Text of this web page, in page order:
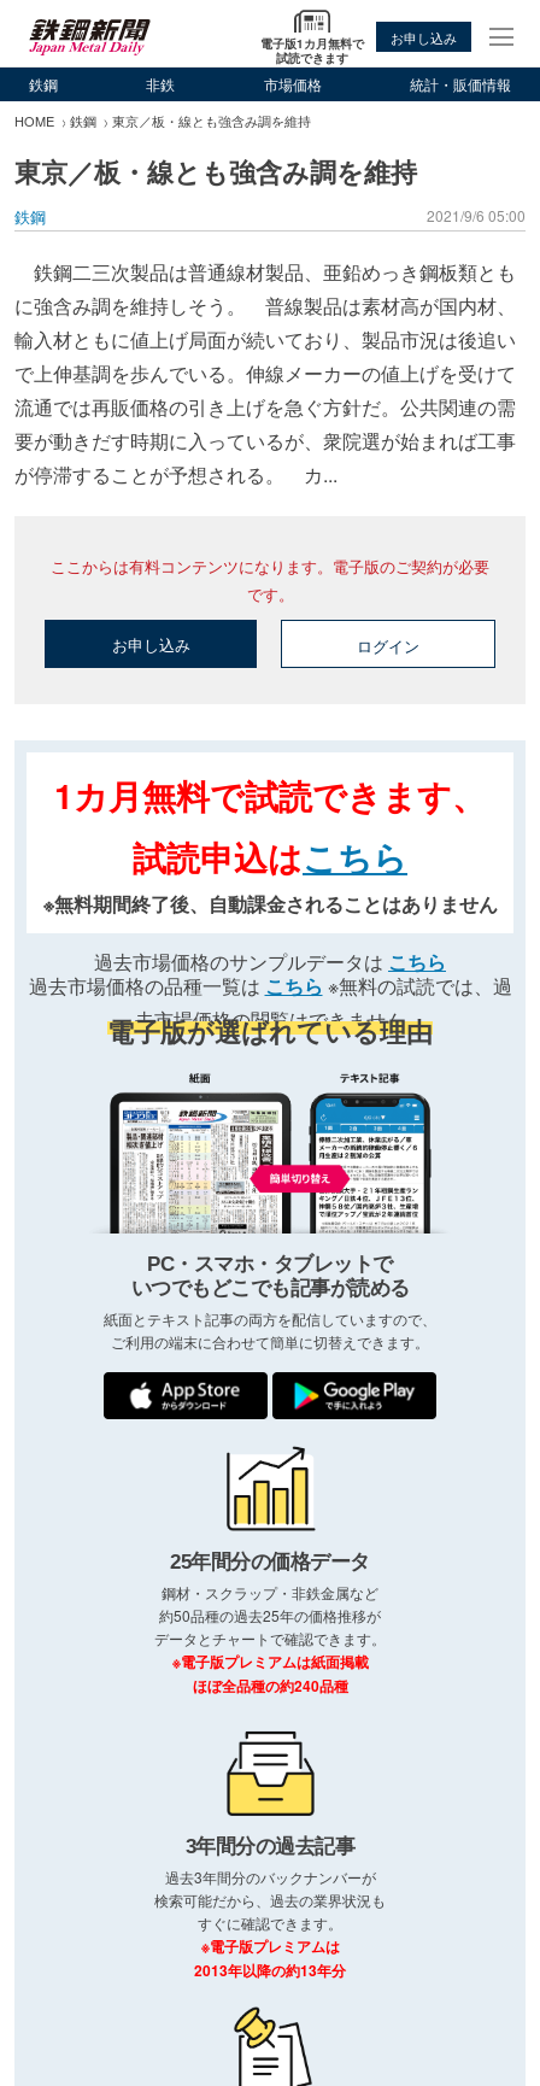
電子版1カ月無料で
試読できます
お申し込み
鉄鋼 非鉄 市場価格 統計・販価情報
HOME 鉄鋼 東京／板・線とも強含み調を維持
東京／板・線とも強含み調を維持
鉄鋼 2021/9/6 05:00
鉄鋼二三次製品は普通線材製品、亜鉛めっき鋼板類とも
に強含み調を維持しそう。 普線製品は素材高が国内材、
輸入材ともに値上げ局面が続いており、製品市況は後追い
で上伸基調を歩んでいる。伸線メーカーの値上げを受けて
流通では再販価格の引き上げを急ぐ方針だ。公共関連の需
要が動きだす時期に入っているが、衆院選が始まれば工事
が停滞することが予想される。 カ...
ここからは有料コンテンツになります。電子版のご契約が必要
です。
お申し込み ログイン
1カ月無料で試読できます、
試読申込はこちら
※無料期間終了後、自動課金されることはありません
過去市場価格のサンプルデータは こちら
過去市場価格の品種一覧は こちら ※無料の試読では、過
去市場価格の閲覧はできません
電子版が選ばれている理由
PC・スマホ・タブレットで
いつでもどこでも記事が読める
紙面とテキスト記事の両方を配信していますので、
ご利用の端末に合わせて簡単に切替えできます。
25年間分の価格データ
鋼材・スクラップ・非鉄金属など
約50品種の過去25年の価格推移が
データとチャートで確認できます。
※電子版プレミアムは紙面掲載
ほぼ全品種の約240品種
3年間分の過去記事
過去3年間分のバックナンバーが
検索可能だから、過去の業界状況も
すぐに確認できます。
※電子版プレミアムは
2013年以降の約13年分